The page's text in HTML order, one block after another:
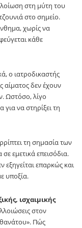
στη μύτη του
στο σημείο.
χωρίς να
κάθε
ο ιατροδικαστής
αίματος δεν έχουν
Ωστόσο, λίγο
να στηρίξει τη
τη σημασία των
εμετικά επεισόδια.
εξηγείται επαρκώς και
υποξία.
ισχαιμικής
στον
Πώς